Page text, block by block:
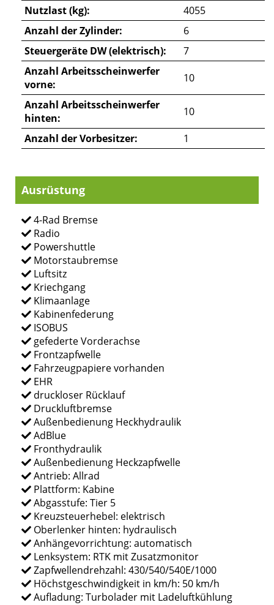
Nutzlast (kg):
4055
Anzahl der Zylinder:
6
Steuergeräte DW (elektrisch):
7
Anzahl Arbeitsscheinwerfer
vorne:
10
Anzahl Arbeitsscheinwerfer
hinten:
10
Anzahl der Vorbesitzer:
1
Ausrüstung
4-Rad Bremse
Radio
Powershuttle
Motorstaubremse
Luftsitz
Kriechgang
Klimaanlage
Kabinenfederung
ISOBUS
gefederte Vorderachse
Frontzapfwelle
Fahrzeugpapiere vorhanden
EHR
druckloser Rücklauf
Druckluftbremse
Außenbedienung Heckhydraulik
AdBlue
Fronthydraulik
Außenbedienung Heckzapfwelle
Antrieb: Allrad
Plattform: Kabine
Abgasstufe: Tier 5
Kreuzsteuerhebel: elektrisch
Oberlenker hinten: hydraulisch
Anhängevorrichtung: automatisch
Lenksystem: RTK mit Zusatzmonitor
Zapfwellendrehzahl: 430/540/540E/1000
Höchstgeschwindigkeit in km/h: 50 km/h
Aufladung: Turbolader mit Ladeluftkühlung